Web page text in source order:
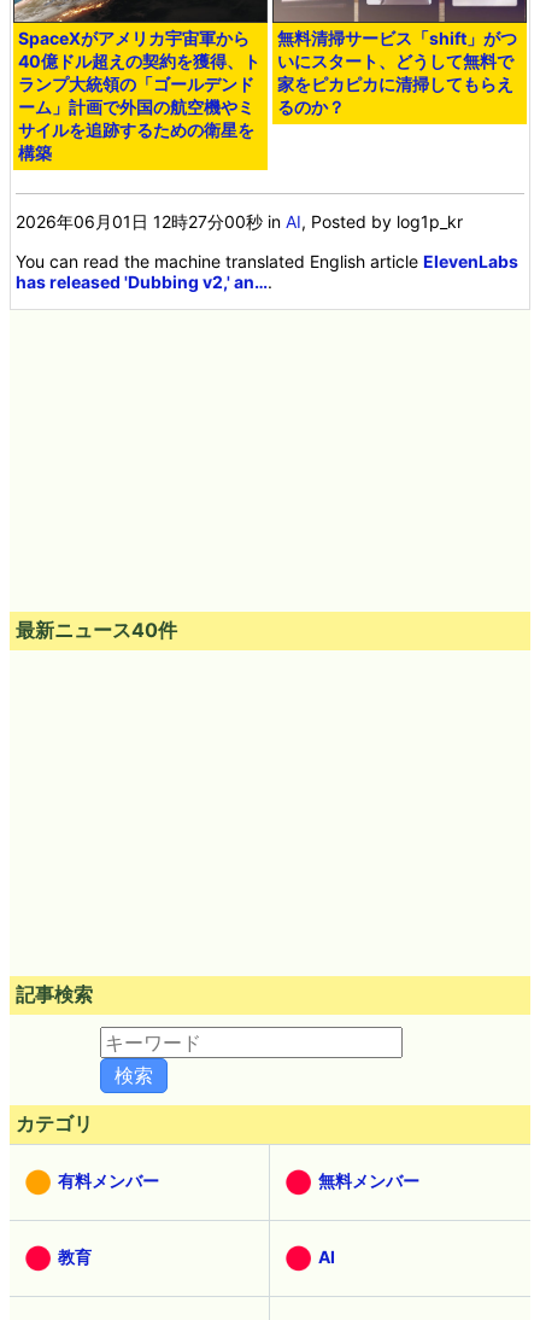
SpaceXがアメリカ宇宙軍から
40億ドル超えの契約を獲得、ト
ランプ大統領の「ゴールデンド
ーム」計画で外国の航空機やミ
サイルを追跡するための衛星を
構築
無料清掃サービス「shift」がつ
いにスタート、どうして無料で
家をピカピカに清掃してもらえ
るのか？
2026年06月01日 12時27分00秒 inAI, Posted by log1p_kr
You can read the machine translated English articleElevenLabs
has released 'Dubbing v2,' an….
最新ニュース40件
記事検索
カテゴリ
有料メンバー 無料メンバー
教育 AI